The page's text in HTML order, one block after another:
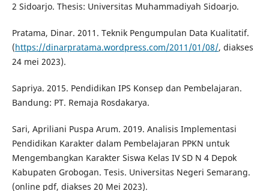
2 Sidoarjo. Thesis: Universitas Muhammadiyah Sidoarjo.
Pratama, Dinar. 2011. Teknik Pengumpulan Data Kualitatif.
(https://dinarpratama.wordpress.com/2011/01/08/, diakses
24 mei 2023).
Sapriya. 2015. Pendidikan IPS Konsep dan Pembelajaran.
Bandung: PT. Remaja Rosdakarya.
Sari, Apriliani Puspa Arum. 2019. Analisis Implementasi
Pendidikan Karakter dalam Pembelajaran PPKN untuk
Mengembangkan Karakter Siswa Kelas IV SD N 4 Depok
Kabupaten Grobogan. Tesis. Universitas Negeri Semarang.
(online pdf, diakses 20 Mei 2023).